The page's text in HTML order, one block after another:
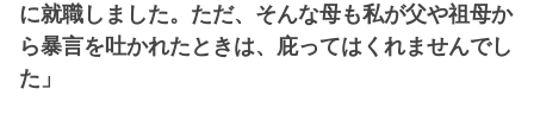
に就職しました。ただ、そんな母も私が父や祖母か
ら暴言を吐かれたときは、庇ってはくれませんでし
た」